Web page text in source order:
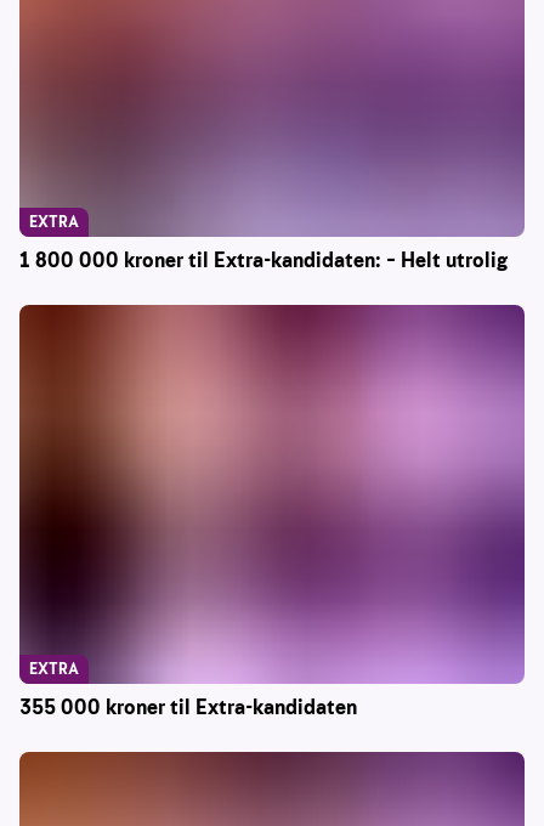
1 800 000 kroner til Extra-kandidaten: – Helt utrolig
EXTRA
355 000 kroner til Extra-kandidaten
EXTRA